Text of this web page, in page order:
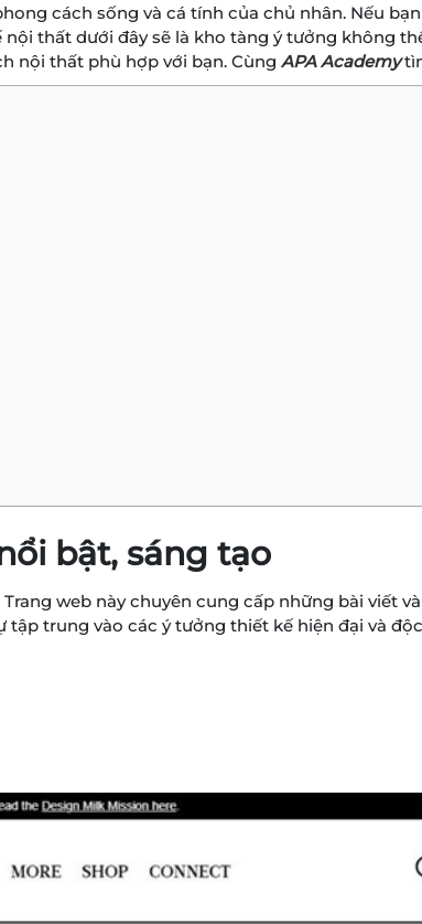
cách sống và cá tính của chủ nhân. Nếu
thất dưới đây sẽ là kho tàng ý tưởng không
nội thất phù hợp với bạn. Cùng APA Academy
bật, sáng tạo
web này chuyên cung cấp những bài viết
trung vào các ý tưởng thiết kế hiện đại và